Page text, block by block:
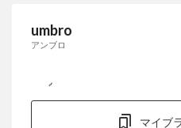
umbro
アンブロ
マイブ